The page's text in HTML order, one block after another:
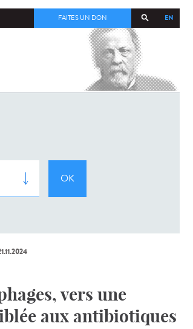
EN
FAITES UN DON
2 /
vers une
aux antibiotiques